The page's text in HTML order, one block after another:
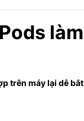
trên máy lại dễ